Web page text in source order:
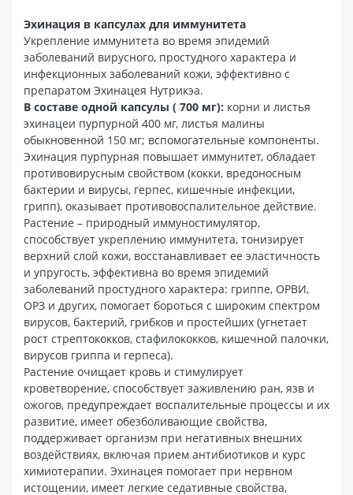
Эхинация в капсулах для иммунитета
Укрепление иммунитета во время эпидемий
заболеваний вирусного, простудного характера и
инфекционных заболеваний кожи, эффективно с
препаратом Эхинацея Нутрикэа.
В составе одной капсулы ( 700 мг): корни и листья
эхинацеи пурпурной 400 мг, листья малины
обыкновенной 150 мг; вспомогательные компоненты.
Эхинация пурпурная повышает иммунитет, обладает
противовирусным свойством (кокки, вредоносным
бактерии и вирусы, герпес, кишечные инфекции,
грипп), оказывает противовоспалительное действие.
Растение – природный иммуностимулятор,
способствует укреплению иммунитета, тонизирует
верхний слой кожи, восстанавливает ее эластичность
и упругость, эффективна во время эпидемий
заболеваний простудного характера: гриппе, ОРВИ,
ОРЗ и других, помогает бороться с широким спектром
вирусов, бактерий, грибков и простейших (угнетает
рост стрептококков, стафилококков, кишечной палочки,
вирусов гриппа и герпеса).
Растение очищает кровь и стимулирует
кроветворение, способствует заживлению ран, язв и
ожогов, предупреждает воспалительные процессы и их
развитие, имеет обезболивающие свойства,
поддерживает организм при негативных внешних
воздействиях, включая прием антибиотиков и курс
химиотерапии. Эхинацея помогает при нервном
истощении, имеет легкие седативные свойства,